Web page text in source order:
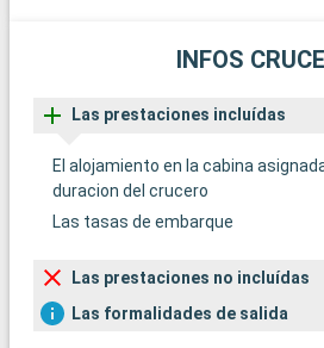
INFOS
Las prestaciones incluídas
El alojamiento en la cabina
duracion del crucero
Las tasas de embarque
Las prestaciones no incluídas
Las formalidades de salida